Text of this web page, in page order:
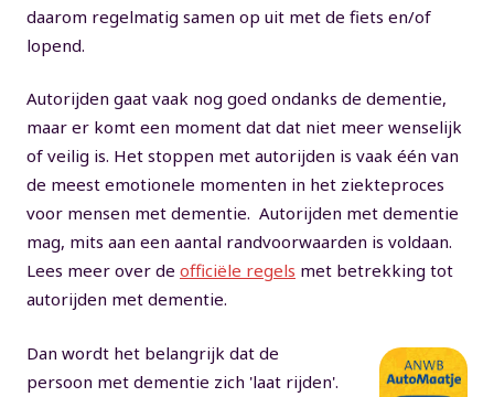
daarom regelmatig samen op uit met de fiets en/of
lopend.
Autorijden gaat vaak nog goed ondanks de dementie,
maar er komt een moment dat dat niet meer wenselijk
of veilig is. Het stoppen met autorijden is vaak één van
de meest emotionele momenten in het ziekteproces
voor mensen met dementie. Autorijden met dementie
mag, mits aan een aantal randvoorwaarden is voldaan.
Lees meer over de officiële regels met betrekking tot
autorijden met dementie.
Dan wordt het belangrijk dat de
persoon met dementie zich 'laat rijden'.